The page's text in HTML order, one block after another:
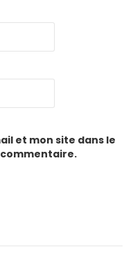
et mon site dans le